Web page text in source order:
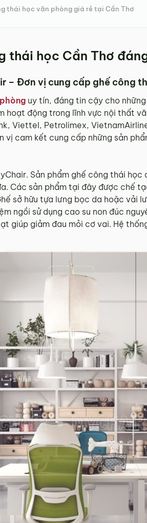
thái học văn phòng giá rẻ tại Cần Thơ
thái học Cần Thơ
– Đơn vị cung cấp ghế công
uy tín, đáng tin cậy cho
hoạt động trong lĩnh vực nội thất
Viettel, Petrolimex,
vị cam kết cung cấp những sản
Sản phẩm ghế công thái
Các sản phẩm tại đây được chế
sở hữu tựa lưng bọc da hoặc vải
ngồi sử dụng cao su non đúc
giúp giảm đau mỏi cơ vai. Hệ